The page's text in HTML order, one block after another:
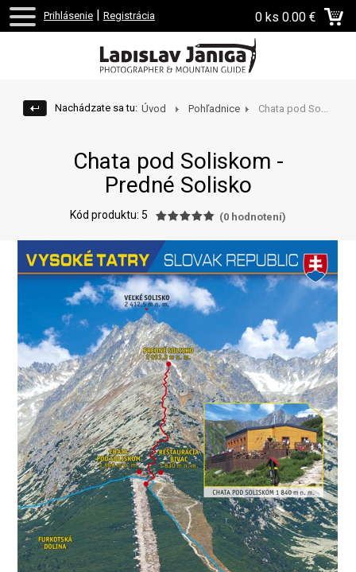
Prihlásenie | Registrácia 0 ks 0.00 €
Nachádzate sa tu: Úvod Pohľadnice Chata pod So...
Chata pod Soliskom -
Predné Solisko
Kód produktu: 5 (0 hodnotení)